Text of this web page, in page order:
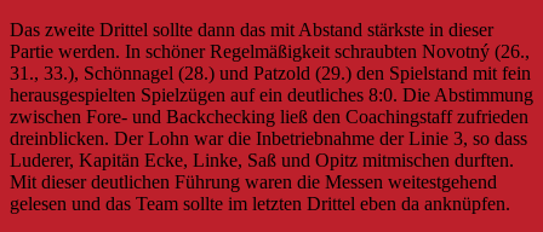
Das zweite Drittel sollte dann das mit Abstand stärkste in dieser
Partie werden. In schöner Regelmäßigkeit schraubten Novotný (26.,
31., 33.), Schönnagel (28.) und Patzold (29.) den Spielstand mit fein
herausgespielten Spielzügen auf ein deutliches 8:0. Die Abstimmung
zwischen Fore- und Backchecking ließ den Coachingstaff zufrieden
dreinblicken. Der Lohn war die Inbetriebnahme der Linie 3, so dass
Luderer, Kapitän Ecke, Linke, Saß und Opitz mitmischen durften.
Mit dieser deutlichen Führung waren die Messen weitestgehend
gelesen und das Team sollte im letzten Drittel eben da anknüpfen.